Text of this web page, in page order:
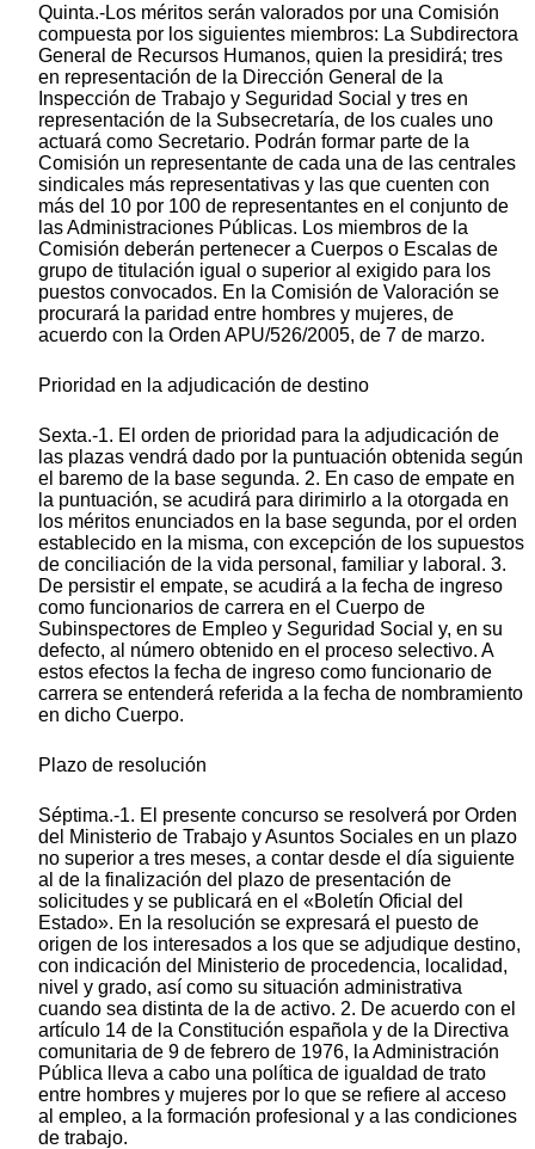
Quinta.-Los méritos serán valorados por una Comisión
compuesta por los siguientes miembros: La Subdirectora
General de Recursos Humanos, quien la presidirá; tres
en representación de la Dirección General de la
Inspección de Trabajo y Seguridad Social y tres en
representación de la Subsecretaría, de los cuales uno
actuará como Secretario. Podrán formar parte de la
Comisión un representante de cada una de las centrales
sindicales más representativas y las que cuenten con
más del 10 por 100 de representantes en el conjunto de
las Administraciones Públicas. Los miembros de la
Comisión deberán pertenecer a Cuerpos o Escalas de
grupo de titulación igual o superior al exigido para los
puestos convocados. En la Comisión de Valoración se
procurará la paridad entre hombres y mujeres, de
acuerdo con la Orden APU/526/2005, de 7 de marzo.
Prioridad en la adjudicación de destino
Sexta.-1. El orden de prioridad para la adjudicación de
las plazas vendrá dado por la puntuación obtenida según
el baremo de la base segunda. 2. En caso de empate en
la puntuación, se acudirá para dirimirlo a la otorgada en
los méritos enunciados en la base segunda, por el orden
establecido en la misma, con excepción de los supuestos
de conciliación de la vida personal, familiar y laboral. 3.
De persistir el empate, se acudirá a la fecha de ingreso
como funcionarios de carrera en el Cuerpo de
Subinspectores de Empleo y Seguridad Social y, en su
defecto, al número obtenido en el proceso selectivo. A
estos efectos la fecha de ingreso como funcionario de
carrera se entenderá referida a la fecha de nombramiento
en dicho Cuerpo.
Plazo de resolución
Séptima.-1. El presente concurso se resolverá por Orden
del Ministerio de Trabajo y Asuntos Sociales en un plazo
no superior a tres meses, a contar desde el día siguiente
al de la finalización del plazo de presentación de
solicitudes y se publicará en el «Boletín Oficial del
Estado». En la resolución se expresará el puesto de
origen de los interesados a los que se adjudique destino,
con indicación del Ministerio de procedencia, localidad,
nivel y grado, así como su situación administrativa
cuando sea distinta de la de activo. 2. De acuerdo con el
artículo 14 de la Constitución española y de la Directiva
comunitaria de 9 de febrero de 1976, la Administración
Pública lleva a cabo una política de igualdad de trato
entre hombres y mujeres por lo que se refiere al acceso
al empleo, a la formación profesional y a las condiciones
de trabajo.